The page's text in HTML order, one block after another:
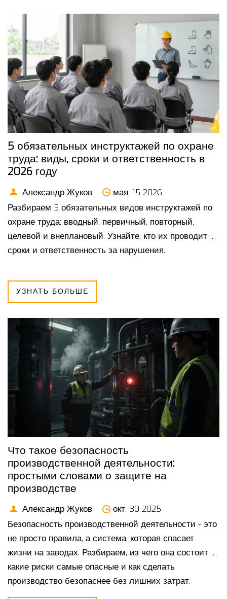
5 обязательных инструктажей по охране
труда: виды, сроки и ответственность в
2026 году
Александр Жуков
мая, 15 2026
Разбираем 5 обязательных видов инструктажей по
охране труда: вводный, первичный, повторный,
целевой и внеплановый. Узнайте, кто их проводит,
сроки и ответственность за нарушения.
УЗНАТЬ БОЛЬШЕ
Что такое безопасность
производственной деятельности:
простыми словами о защите на
производстве
Александр Жуков
окт, 30 2025
Безопасность производственной деятельности - это
не просто правила, а система, которая спасает
жизни на заводах. Разбираем, из чего она состоит,
какие риски самые опасные и как сделать
производство безопаснее без лишних затрат.